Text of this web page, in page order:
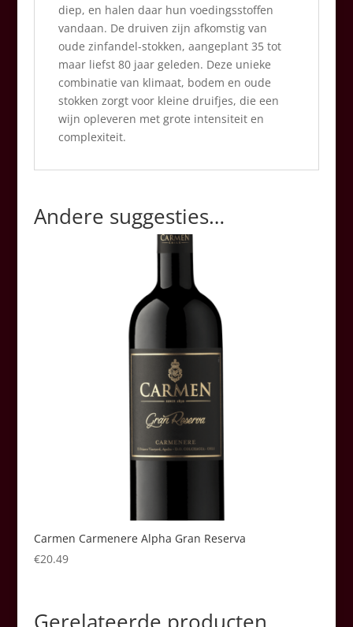
diep, en halen daar hun voedingsstoffen
vandaan. De druiven zijn afkomstig van
oude zinfandel-stokken, aangeplant 35 tot
maar liefst 80 jaar geleden. Deze unieke
combinatie van klimaat, bodem en oude
stokken zorgt voor kleine druifjes, die een
wijn opleveren met grote intensiteit en
complexiteit.
Andere suggesties…
Carmen Carmenere Alpha Gran Reserva
€20.49